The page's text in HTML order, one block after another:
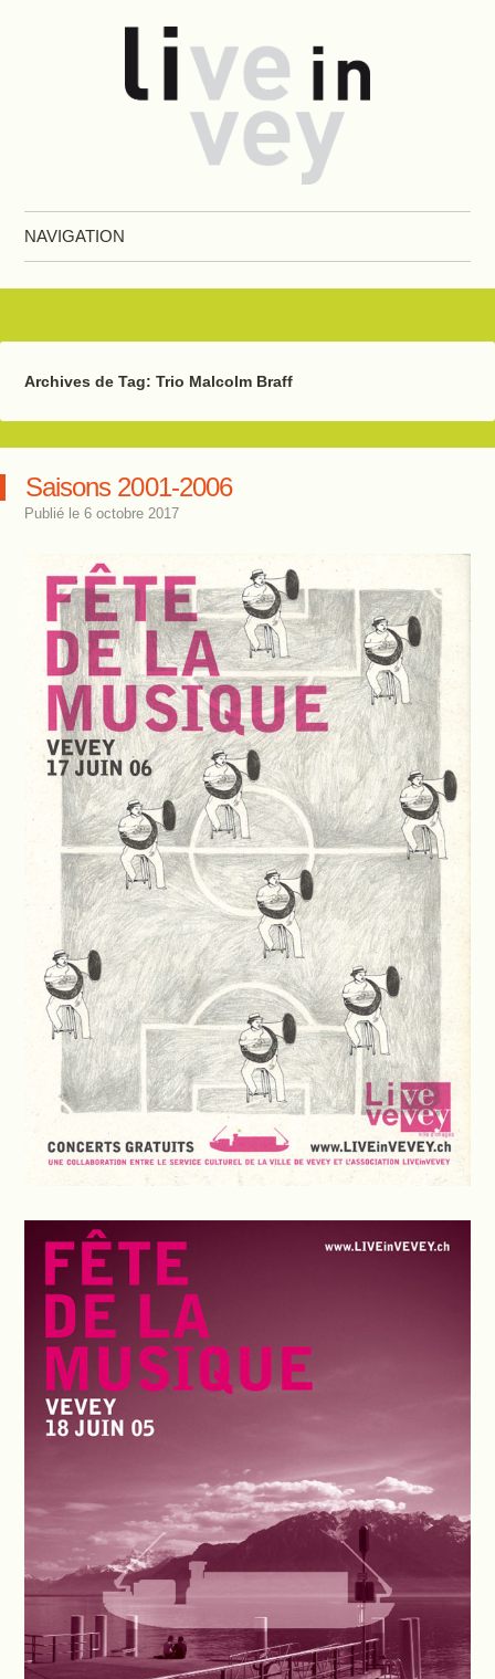
Live in Vevey
NAVIGATION
Archives de Tag: Trio Malcolm Braff
Saisons 2001-2006
Publié le 6 octobre 2017